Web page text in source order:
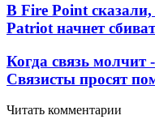
В Fire Point
Patriot начнет
Когда связь молчит
Связисты просят
Читать комментарии